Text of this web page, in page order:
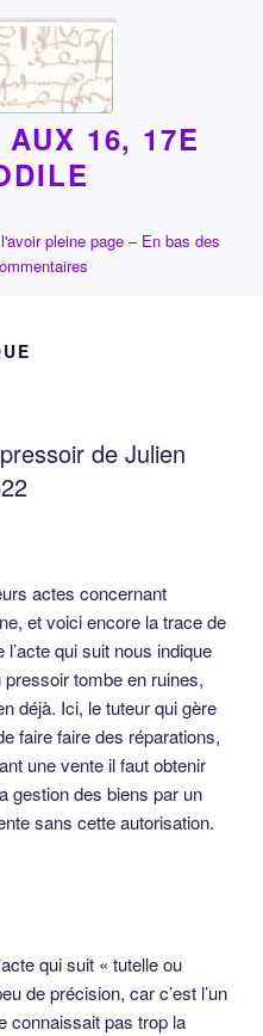
16, 17E
pleine page – En bas des
de Julien
actes concernant
et voici encore la trace de
qui suit nous indique
tombe en ruines,
déjà. Ici, le tuteur qui gère
faire faire des réparations,
une vente il faut obtenir
gestion des biens par un
sans cette autorisation.
qui suit « tutelle ou
de précision, car c’est l’un
connaissait pas trop la